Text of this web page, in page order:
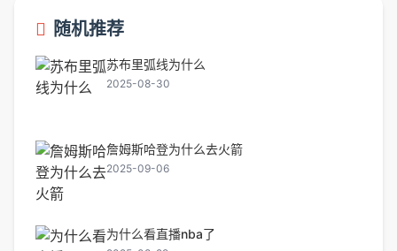
随机推荐
苏布里弧线为什么
2025-08-30
詹姆斯哈登为什么去火箭
2025-09-06
为什么看直播nba了